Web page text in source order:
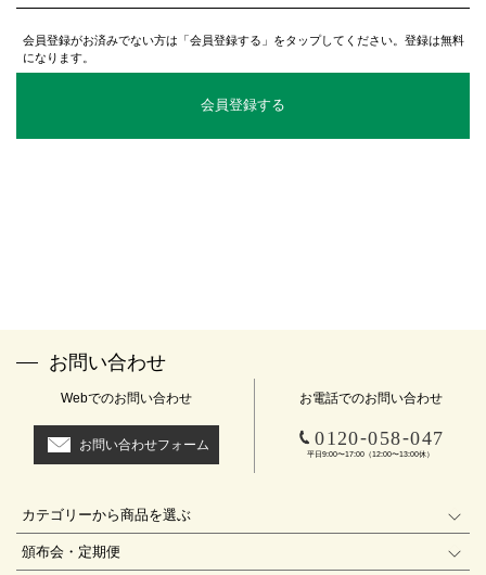
会員登録がお済みでない方は「会員登録する」をタップしてください。登録は無料
になります。
会員登録する
お問い合わせ
Webでのお問い合わせ
お問い合わせフォーム
お電話でのお問い合わせ
0120-058-047
平日9:00〜17:00（12:00〜13:00休）
カテゴリーから商品を選ぶ
頒布会・定期便